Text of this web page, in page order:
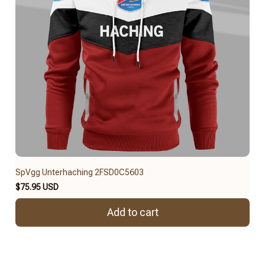
SpVgg Unterhaching 2FSD0C5603
$75.95 USD
Add to cart